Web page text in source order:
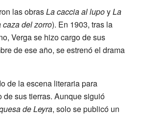
las obrasLa caccia al lupoyLa
caza del zorro). En 1903, tras la
Verga se hizo cargo de sus
de ese año, se estrenó el drama
de la escena literaria para
de sus tierras. Aunque siguió
de Leyra, solo se publicó un